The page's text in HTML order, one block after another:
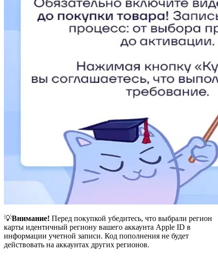
💡Внимание! Перед покупкой убедитесь, что выбрали регион
карты идентичный региону вашего аккаунта Apple ID в
информации учетной записи. Код пополнения не будет
действовать на аккаунтах других регионов.